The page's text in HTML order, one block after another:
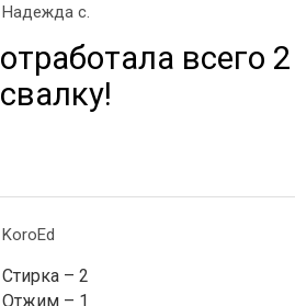
Надежда с.
отработала всего
свалку!
KoroEd
Стирка – 2
Отжим – 1